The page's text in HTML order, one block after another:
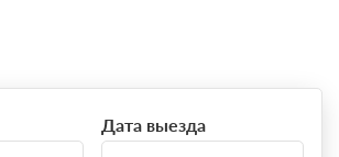
Дата выезда